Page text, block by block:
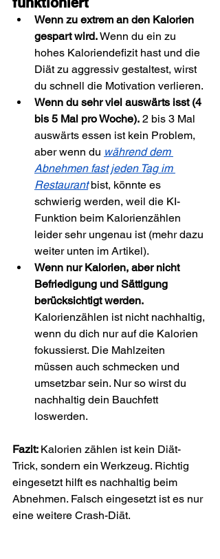
Wenn zu extrem an den Kalorien
gespart wird. Wenn du ein zu
hohes Kaloriendefizit hast und die
Diät zu aggressiv gestaltest, wirst
du schnell die Motivation verlieren.
Wenn du sehr viel auswärts isst (4
bis 5 Mal pro Woche). 2 bis 3 Mal
auswärts essen ist kein Problem,
aber wenn du während dem
Abnehmen fast jeden Tag im
Restaurant bist, könnte es
schwierig werden, weil die KI-
Funktion beim Kalorienzählen
leider sehr ungenau ist (mehr dazu
weiter unten im Artikel).
Wenn nur Kalorien, aber nicht
Befriedigung und Sättigung
berücksichtigt werden.
Kalorienzählen ist nicht nachhaltig,
wenn du dich nur auf die Kalorien
fokussierst. Die Mahlzeiten
müssen auch schmecken und
umsetzbar sein. Nur so wirst du
nachhaltig dein Bauchfett
loswerden.
Fazit: Kalorien zählen ist kein Diät-
Trick, sondern ein Werkzeug. Richtig
eingesetzt hilft es nachhaltig beim
Abnehmen. Falsch eingesetzt ist es nur
eine weitere Crash-Diät.